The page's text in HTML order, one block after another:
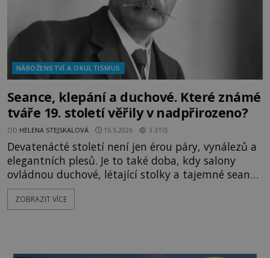
NÁBOŽENSTVÍ A OKULTISMUS
Seance, klepání a duchové. Které známé
tváře 19. století věřily v nadpřirozeno?
OD HELENA STEJSKALOVÁ 15.5.2026 3.3TIS
Devatenácté století není jen érou páry, vynálezů a
elegantních plesů. Je to také doba, kdy salony
ovládnou duchové, létající stolky a tajemné seance
při svíčkách. Vyvolávání mrtvých se stává doslova
módou a spiritismu propadají nejen obyčejní lidé,
ZOBRAZIT VÍCE